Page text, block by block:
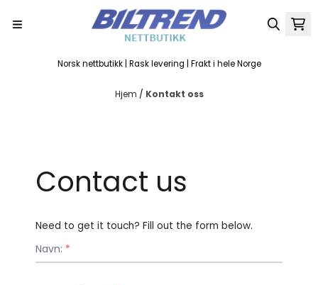
Norsk nettbutikk | Rask levering | Frakt i hele Norge
Hjem / Kontakt oss
Contact us
Need to get it touch? Fill out the form below.
Navn: *